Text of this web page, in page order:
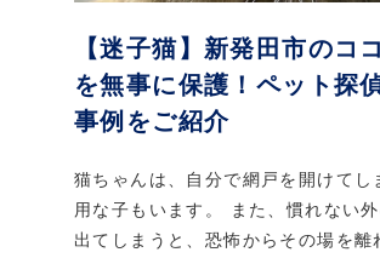
【迷子猫】新発田市のコ
を無事に保護！ペット探
事例をご紹介
猫ちゃんは、自分で網戸を開けてし
用な子もいます。 また、慣れない
出てしまうと、恐怖からその場を離